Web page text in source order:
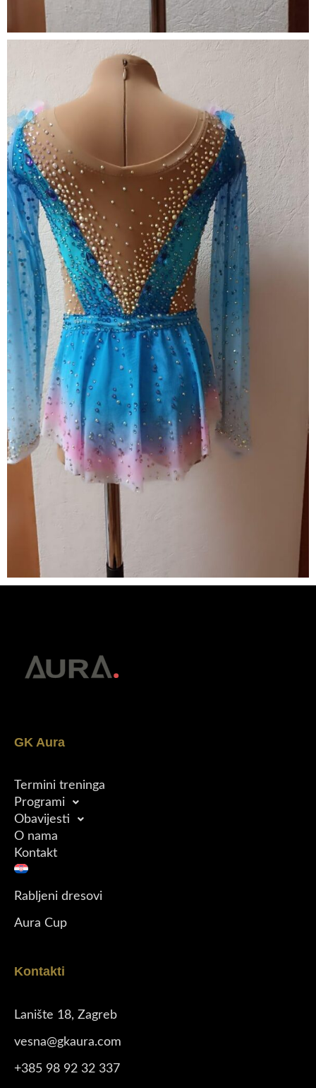
GK Aura
Termini treninga
Programi
Obavijesti
O nama
Kontakt
Rabljeni dresovi
Aura Cup
Kontakti
Lanište 18, Zagreb
vesna@gkaura.com
+385 98 92 32 337